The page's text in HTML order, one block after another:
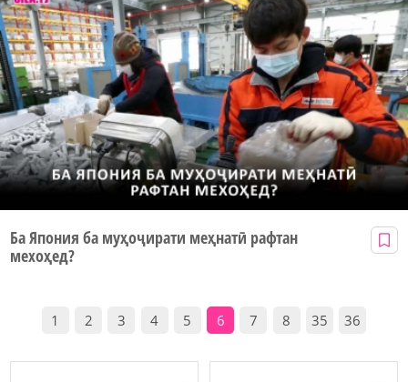
Ба Япония ба муҳоҷирати меҳнатӣ рафтан
мехоҳед?
1 2 3 4 5 6 7 8 35 36